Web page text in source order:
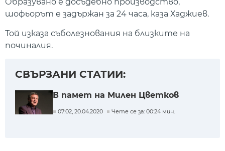
шофьорът е задържан за 24 часа, каза Хаджиев.
Той изказа съболезнования на близките на
починалия.
СВЪРЗАНИ СТАТИИ:
В памет на Милен Цветков
07:02, 20.04.2020 Чете се за: 00:24 мин.